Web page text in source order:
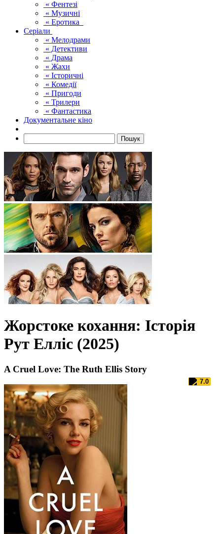
« Фентезі
« Музичні
« Еротика
Серіали
« Мелодрами
« Детективи
« Драма
« Жахи
« Історичні
« Комедії
« Пригоди
« Трилери
« Фантастика
Документальне кіно
Пошук
Жорстоке кохання: Історія
Рут Елліс (2025)
A Cruel Love: The Ruth Ellis Story
7.0